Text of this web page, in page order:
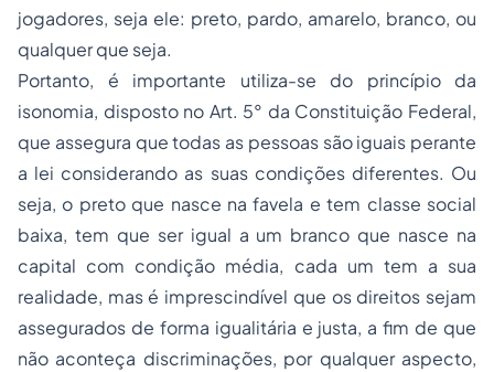
jogadores, seja ele: preto, pardo, amarelo, branco, ou
qualquer que seja.
Portanto, é importante utiliza-se do princípio da
isonomia, disposto no Art. 5° da Constituição Federal,
que assegura que todas as pessoas são iguais perante
a lei considerando as suas condições diferentes. Ou
seja, o preto que nasce na favela e tem classe social
baixa, tem que ser igual a um branco que nasce na
capital com condição média, cada um tem a sua
realidade, mas é imprescindível que os direitos sejam
assegurados de forma igualitária e justa, a fim de que
não aconteça discriminações, por qualquer aspecto,